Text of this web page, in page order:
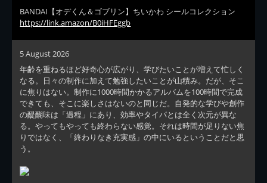
BANDAI【オデくん＆ゴブリン】ちいかわ シールコレクション
https://link.amazon/B0iHFEggb
5 August 2026
年齢を重ねるほど好奇心が広がり、学びたいことが増えて忙しく
なる。日々の制作に加えて勉強したいことが山積み。だが、そこ
に焦りはない。制作に1000時間かかるアルバムを100時間で完成
できても、そこに楽しさはないのと同じだ。自発的な学びや創作
の醍醐味は「過程」にあり、効率やタイパとは全く次元が異な
る。やってもやっても終わらない感覚。それは時間が足りない焦
りではなく、「終わりなき充実感」の中にいるということだと思
う。